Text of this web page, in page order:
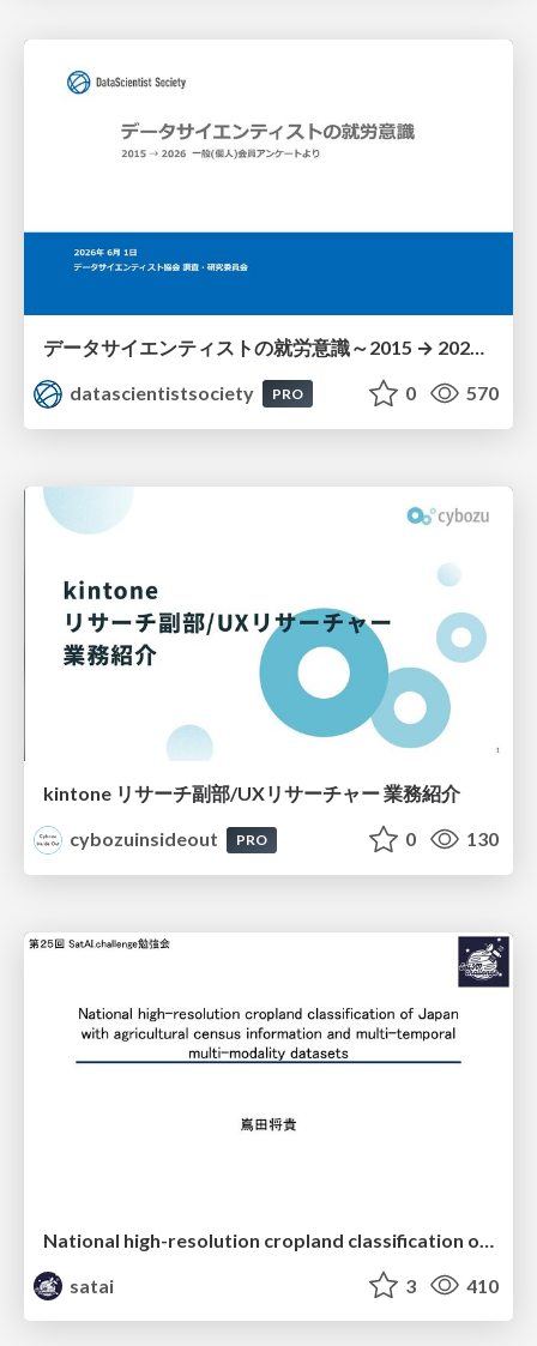
datascientistsociety
PRO 0 570
kintone リサーチ副部/UXリサーチャー 業務紹介
cybozuinsideout
PRO 0 130
satai
3 410